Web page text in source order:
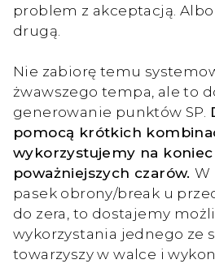
problem z akceptacją.
drugą.
Nie zabiorę temu
żwawszego tempa, ale to
generowanie punktów SP.
pomocą krótkich
wykorzystujemy na
poważniejszych czarów.W
pasek obrony/break u
do zera, to dostajemy
wykorzystania jednego ze
towarzyszy w walce i